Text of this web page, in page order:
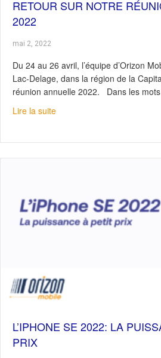
RETOUR SUR NOTRE
2022
mai 2, 2022
Du 24 au 26 avril, l’équipe d’Orizon
Lac-Delage, dans la région de la
réunion annuelle 2022. Dans les
Lire la suiteabout Retour sur notre
L’IPHONE SE 2022: LA
PRIX